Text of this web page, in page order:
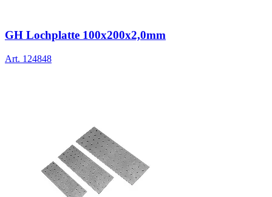
GH Lochplatte 100x200x2,0mm
Art. 124848